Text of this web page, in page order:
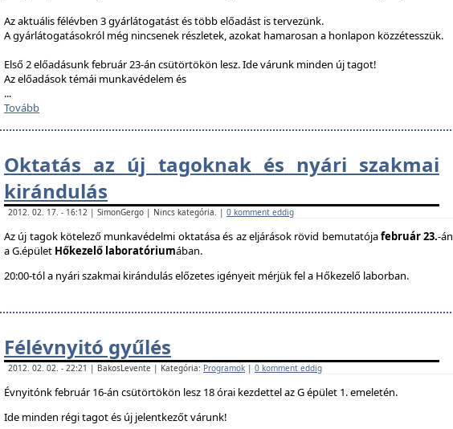
Az aktuális félévben 3 gyárlátogatást és több előadást is tervezünk.
A gyárlátogatásokról még nincsenek részletek, azokat hamarosan a honlapon közzétesszük.
Első 2 előadásunk február 23-án csütörtökön lesz. Ide várunk minden új tagot!
Az előadások témái munkavédelem és
...
Tovább
Oktatás az új tagoknak és nyári szakmai
kirándulás
2012. 02. 17. - 16:12 | SimonGergo | Nincs kategória. | 0 komment eddig
Az új tagok kötelező munkavédelmi oktatása és az eljárások rövid bemutatójafebruár 23.-án
a G.épület Hőkezelő laboratóriumában.
20:00-tól a nyári szakmai kirándulás előzetes igényeit mérjük fel a Hőkezelő laborban.
Félévnyitó gyűlés
2012. 02. 02. - 22:21 | BakosLevente | Kategória: Programok | 0 komment eddig
Évnyitónk február 16-án csütörtökön lesz 18 órai kezdettel az G épület 1. emeletén.
Ide minden régi tagot és új jelentkezőt várunk!